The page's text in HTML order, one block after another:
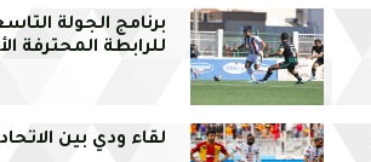
برنامج الجولة
للرابطة المحترفة
لقاء ودي بين